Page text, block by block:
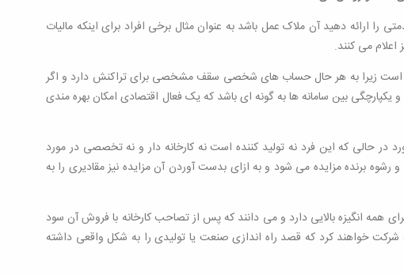
ارائه دهید آن ملاک عمل باشد به عنوان مثال برخی افراد برای اینکه مالیات
است زیرا به هر حال حساب های شخصی سقف مشخصی برای تراکنش دارد و اگر
بین سامانه ها به گونه ای باشد که یک فعال اقتصادی امکان بهره مندی
حالی که این فرد نه تولید کننده است نه کارخانه دار و نه تخصصی در مورد
برنده مزایده می شود و به ازای بدست آوردن آن مزایده نیز مقادیری را به
همه انگیزه بالایی دارد و می دانند که پس از تصاحب کارخانه با فروش آن سود
شرکت خواهند کرد که قصد راه اندازی صنعت یا تولیدی را به شکل واقعی داشته